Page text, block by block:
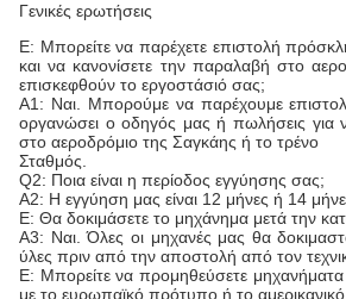
Γενικές ερωτήσεις
Ε: Μπορείτε να παρέχετε επιστολή
και να κανονίσετε την παραλαβή στο
επισκεφθούν το εργοστάσιό σας;
Α1: Ναι. Μπορούμε να παρέχουμε
οργανώσει ο οδηγός μας ή πωλήσεις για
στο αεροδρόμιο της Σαγκάης ή το τρένο
Σταθμός.
Q2: Ποια είναι η περίοδος εγγύησης σας;
Α2: Η εγγύηση μας είναι 12 μήνες ή 14
Ε: Θα δοκιμάσετε το μηχάνημα μετά την
Α3: Ναι. Όλες οι μηχανές μας θα
ύλες πριν από την αποστολή από τον
Ε: Μπορείτε να προμηθεύσετε
με το ευρωπαϊκό πρότυπο ή το